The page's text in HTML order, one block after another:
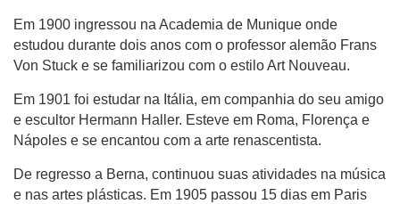
Em 1900 ingressou na Academia de Munique onde
estudou durante dois anos com o professor alemão Frans
Von Stuck e se familiarizou com o estilo Art Nouveau.
Em 1901 foi estudar na Itália, em companhia do seu amigo
e escultor Hermann Haller. Esteve em Roma, Florença e
Nápoles e se encantou com a arte renascentista.
De regresso a Berna, continuou suas atividades na música
e nas artes plásticas. Em 1905 passou 15 dias em Paris